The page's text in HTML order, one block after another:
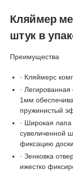
Кляймер
штук в
Преимущества
· Кляймерс
· Легированная
1мм
пружинистый
· Широкая лапа
сувеличенной
фиксацию
· Зенковка
ижестко